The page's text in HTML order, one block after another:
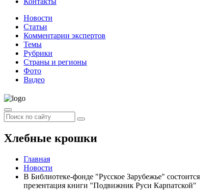
Новости
Статьи
Комментарии экспертов
Темы
Рубрики
Страны и регионы
Фото
Видео
Хлебные крошки
Главная
Новости
В Библиотеке-фонде "Русское Зарубежье" состоится
презентация книги "Подвижник Руси Карпатской"